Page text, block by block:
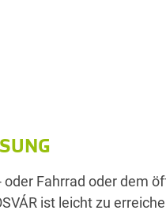
Fahrrad oder dem
ist leicht zu